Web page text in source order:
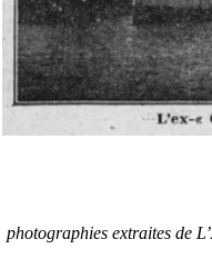
photographies extraites de